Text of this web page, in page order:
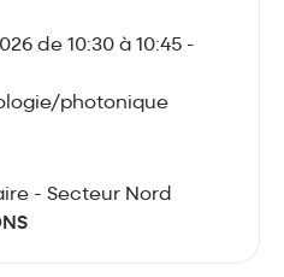
de 10:30 à 10:45 -
photonique
- Secteur Nord